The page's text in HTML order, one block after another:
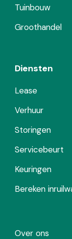
Tuinbouw
Groothandel
Diensten
Lease
Verhuur
Storingen
Servicebeurt
Keuringen
Bereken
Over ons